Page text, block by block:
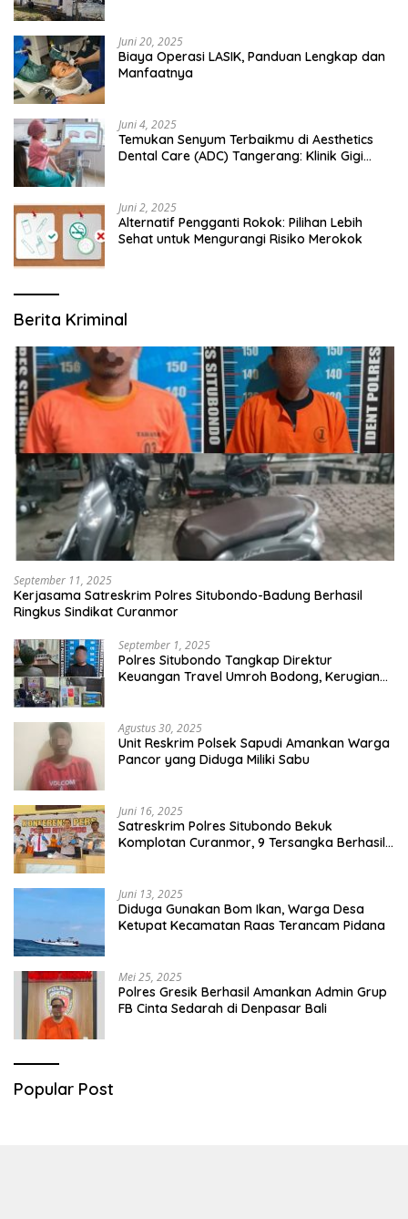
Juni 20, 2025
Biaya Operasi LASIK, Panduan Lengkap dan
Manfaatnya
Juni 4, 2025
Temukan Senyum Terbaikmu di Aesthetics
Dental Care (ADC) Tangerang: Klinik Gigi
Juni 2, 2025
Alternatif Pengganti Rokok: Pilihan Lebih
Sehat untuk Mengurangi Risiko Merokok
Berita Kriminal
September 11, 2025
Kerjasama Satreskrim Polres Situbondo-Badung Berhasil
Ringkus Sindikat Curanmor
September 1, 2025
Polres Situbondo Tangkap Direktur
Keuangan Travel Umroh Bodong, Kerugian
Agustus 30, 2025
Unit Reskrim Polsek Sapudi Amankan Warga
Pancor yang Diduga Miliki Sabu
Juni 16, 2025
Satreskrim Polres Situbondo Bekuk
Komplotan Curanmor, 9 Tersangka Berhasil
Juni 13, 2025
Diduga Gunakan Bom Ikan, Warga Desa
Ketupat Kecamatan Raas Terancam Pidana
Mei 25, 2025
Polres Gresik Berhasil Amankan Admin Grup
FB Cinta Sedarah di Denpasar Bali
Popular Post